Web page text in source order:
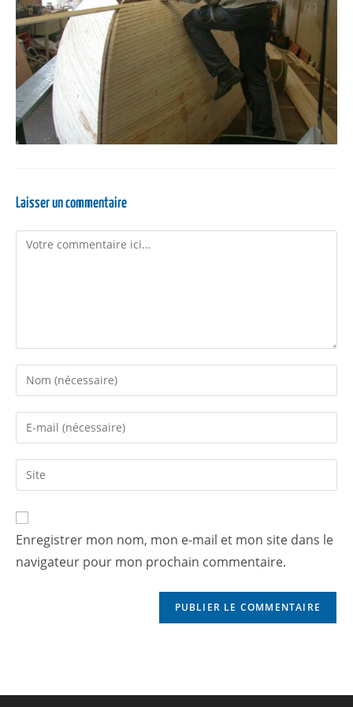
Laisser un commentaire
Enregistrer mon nom, mon e-mail et mon site dans le
navigateur pour mon prochain commentaire.